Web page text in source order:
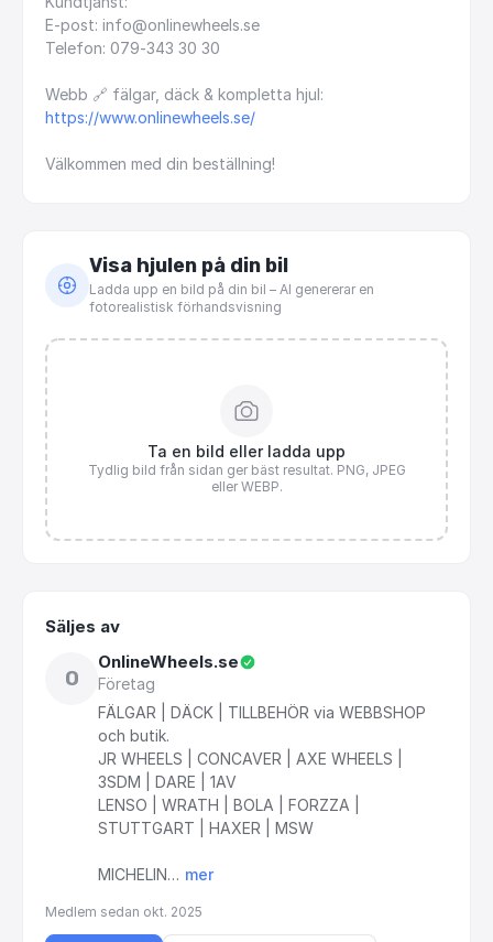
E-post: info@onlinewheels.se
Telefon: 079-343 30 30
Webb 🔗 fälgar, däck & kompletta hjul:
https://www.onlinewheels.se/
Välkommen med din beställning!
Visa hjulen på din bil
Ladda upp en bild på din bil – AI genererar en
fotorealistisk förhandsvisning
Ta en bild eller ladda upp
Tydlig bild från sidan ger bäst resultat. PNG, JPEG
eller WEBP.
Säljes av
O
OnlineWheels.se
Företag
FÄLGAR
DÄCK TILLBEHÖR via WEBBSHOP
och butik.
JR WHEELS CONCAVER AXE WHEELS
3SDM
DARE
1AV
LENSO
WRATH BOLA FORZZA
STUTTGART
HAXER MSW
MICHELIN… mer
Medlem sedan okt. 2025